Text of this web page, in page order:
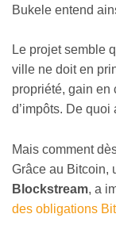
Bukele entend
Le projet semble
ville ne doit en
propriété, gain en
d’impôts. De
Mais comment
Grâce au Bitcoin,
Blockstream, a
des obligations